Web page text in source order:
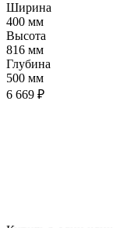
Ширина
400 мм
Высота
816 мм
Глубина
500 мм
6 669 ₽